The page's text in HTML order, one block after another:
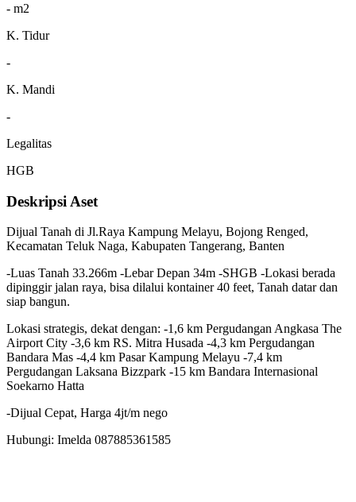
- m2
K. Tidur
-
K. Mandi
-
Legalitas
HGB
Deskripsi Aset
Dijual Tanah di Jl.Raya Kampung Melayu, Bojong Renged,
Kecamatan Teluk Naga, Kabupaten Tangerang, Banten
-Luas Tanah 33.266m -Lebar Depan 34m -SHGB -Lokasi berada
dipinggir jalan raya, bisa dilalui kontainer 40 feet, Tanah datar dan
siap bangun.
Lokasi strategis, dekat dengan: -1,6 km Pergudangan Angkasa The
Airport City -3,6 km RS. Mitra Husada -4,3 km Pergudangan
Bandara Mas -4,4 km Pasar Kampung Melayu -7,4 km
Pergudangan Laksana Bizzpark -15 km Bandara Internasional
Soekarno Hatta
-Dijual Cepat, Harga 4jt/m nego
Hubungi: Imelda 087885361585